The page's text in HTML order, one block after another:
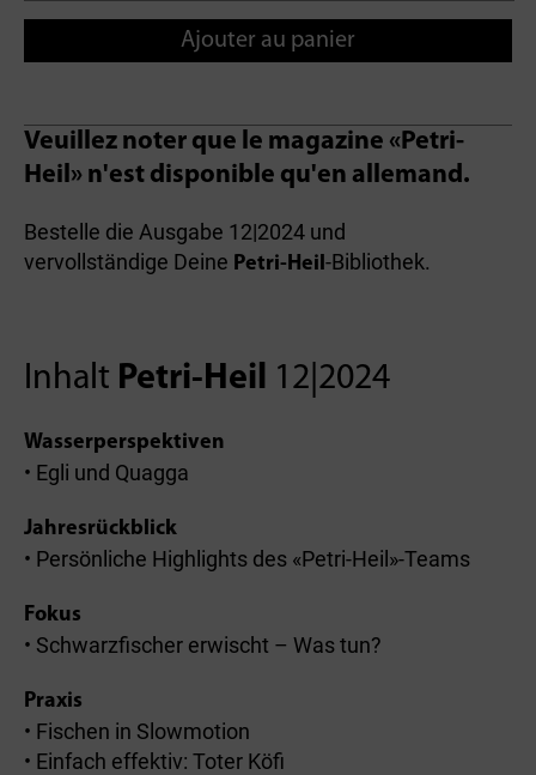
Ajouter au panier
Veuillez noter que le magazine «Petri-
Heil» n'est disponible qu'en allemand.
Bestelle die Ausgabe 12|2024 und
vervollständige Deine Petri-Heil-Bibliothek.
Inhalt Petri-Heil 12|2024
Wasserperspektiven
• Egli und Quagga
Jahresrückblick
• Persönliche Highlights des «Petri-Heil»-Teams
Fokus
• Schwarzfischer erwischt – Was tun?
Praxis
• Fischen in Slowmotion
• Einfach effektiv: Toter Köfi